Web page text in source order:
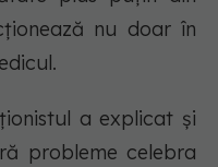
nu doar în
a explicat și
probleme celebra